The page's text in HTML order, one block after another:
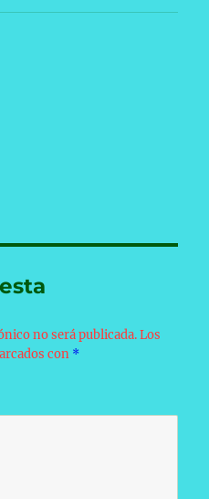
no será publicada. Los
con *